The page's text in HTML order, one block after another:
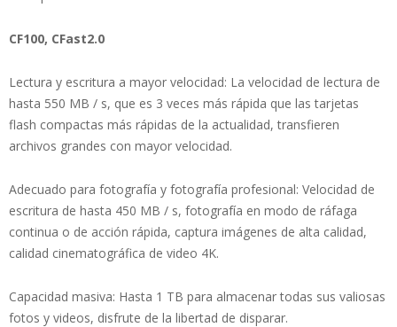
CF100, CFast2.0
Lectura y escritura a mayor velocidad: La velocidad de lectura de
hasta 550 MB / s, que es 3 veces más rápida que las tarjetas
flash compactas más rápidas de la actualidad, transfieren
archivos grandes con mayor velocidad.
Adecuado para fotografía y fotografía profesional: Velocidad de
escritura de hasta 450 MB / s, fotografía en modo de ráfaga
continua o de acción rápida, captura imágenes de alta calidad,
calidad cinematográfica de video 4K.
Capacidad masiva: Hasta 1 TB para almacenar todas sus valiosas
fotos y videos, disfrute de la libertad de disparar.